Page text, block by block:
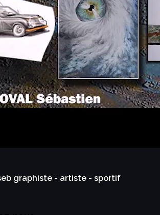
graphiste - artiste - sportif